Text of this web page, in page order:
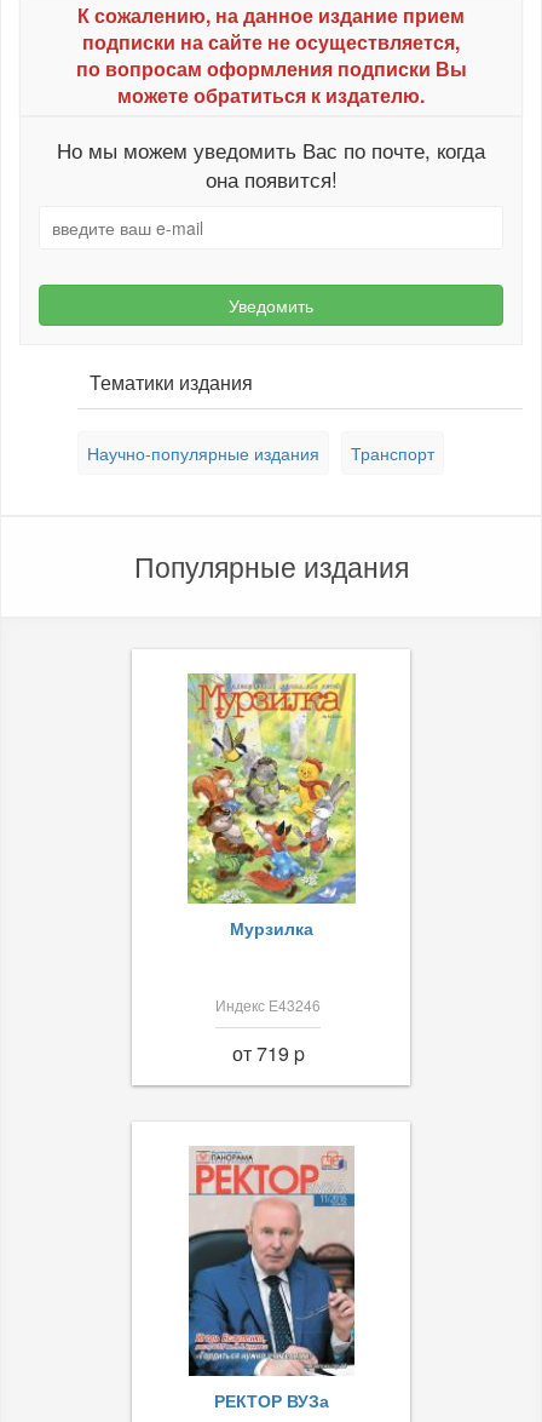
К сожалению, на данное издание прием
подписки на сайте не осуществляется,
по вопросам оформления подписки Вы
можете обратиться к издателю.
Но мы можем уведомить Вас по почте, когда
она появится!
Уведомить
Тематики издания
Научно-популярные издания Транспорт
Популярные издания
Мурзилка
Индекс Е43246
от 719 p
РЕКТОР ВУЗа